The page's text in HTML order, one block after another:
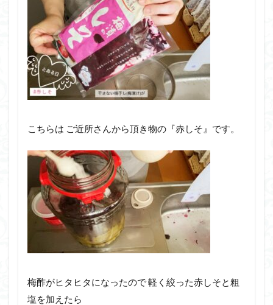
こちらは ご近所さんから頂き物の『赤しそ』です。
梅酢がヒタヒタになったので 軽く絞った赤しそと粗
塩を加えたら